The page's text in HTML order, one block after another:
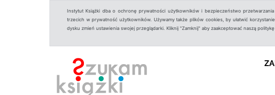
Instytut Książki dba o ochronę prywatności użytkowników i bezpieczeństwo
trzecich w prywatność użytkowników. Używamy także plików cookies, by ułatwić
dysku zmień ustawienia swojej przeglądarki. Kliknij "Zamknij" aby zaakceptować naszą